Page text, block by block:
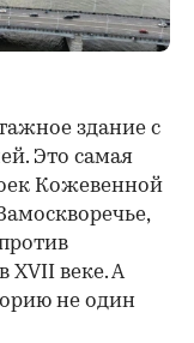
здание с
Это самая
Кожевенной
XVII веке. А
не один